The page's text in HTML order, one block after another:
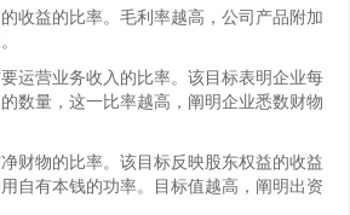
益的比率。毛利率越高，公司产品附加
营业务收入的比率。该目标表明企业每
数量，这一比率越高，阐明企业悉数财物
物的比率。该目标反映股东权益的收益
自有本钱的功率。目标值越高，阐明出资